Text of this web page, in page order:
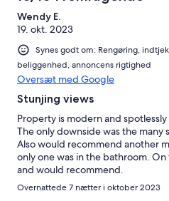
Wendy E.
19. okt. 2023
Synes godt om: Rengøring,
beliggenhed, annoncens rigtighed
Oversæt med Google
Stunjing views
Property is modern and
The only downside was the
Also would recommend another
only one was in the bathroom.
and would recommend.
Overnattede 7 nætter i oktober 2023